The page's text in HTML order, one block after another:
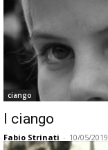
ciango
I ciango
Fabio Strinati - 10/05/2019